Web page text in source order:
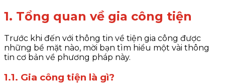
1. Tổng quan về gia công tiện
Trước khi đến với thông tin về tiện gia công được
những bề mặt nào, mời bạn tìm hiểu một vài thông
tin cơ bản về phương pháp này.
1.1. Gia công tiện là gì?